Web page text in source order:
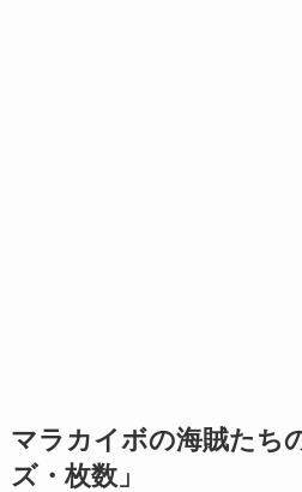
マラカイボの海賊たち
ズ・枚数」